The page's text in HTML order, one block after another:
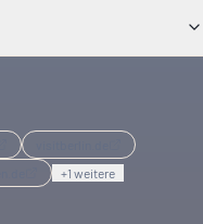
+1 weitere